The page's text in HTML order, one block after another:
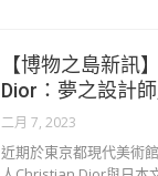
【博物之島新訊
Dior：夢之設計師
二月 7, 2023
近期於東京都現代美術